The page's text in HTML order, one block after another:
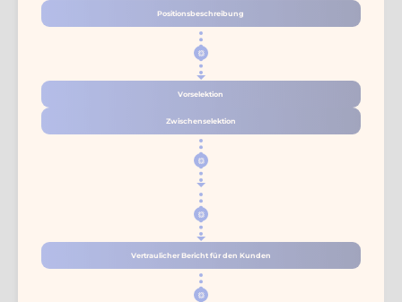
Positionsbeschreibung
Vorselektion
Zwischenselektion
Vertraulicher Bericht für den Kunden